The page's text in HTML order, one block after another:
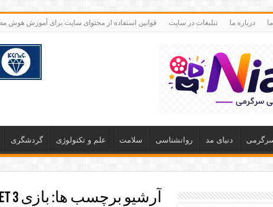
درباره ما تبلیغات در سایت قوانین استفاده از محتوای سایت برای آموزش هوش
دنیای مد روانشناسی سلامت علم و تکنولوژی گردشگری
آرشیو برچسب ها: بازی LittleBigPlanet 3